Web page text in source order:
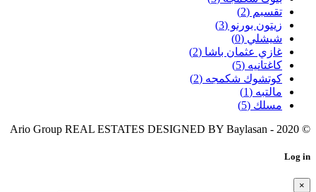
تقسبم (2)
زيتون بورنو (3)
شيشلي (0)
غازي عثمان باشا (2)
كاغتانيه (5)
كوتشوك شكمجه (2)
مالتبه (1)
مسلك (5)
© 2020 - Ario Group REAL ESTATES DESIGNED BY
Baylasan
Log in
×